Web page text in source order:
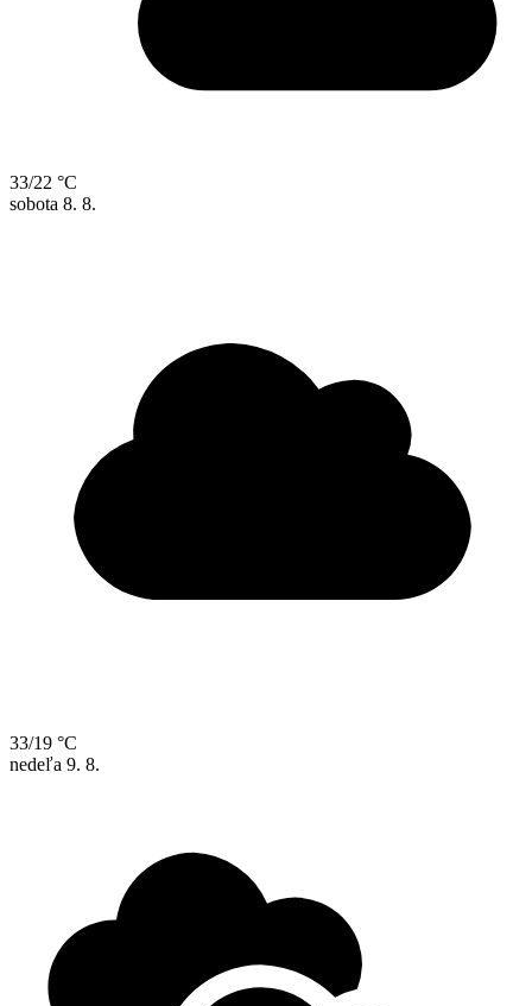
33/22 °C
sobota 8. 8.
33/19 °C
nedeľa 9. 8.